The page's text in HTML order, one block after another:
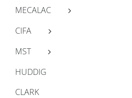
MECALAC
CIFA
MST
HUDDIG
CLARK